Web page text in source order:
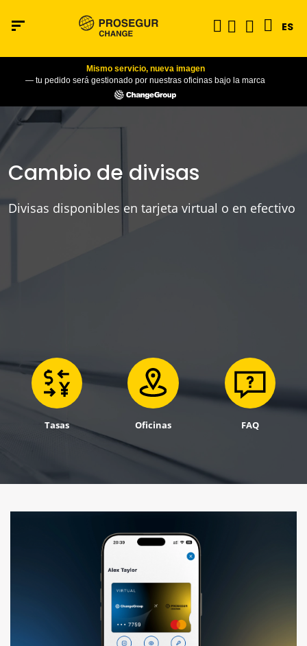
ES
Mismo servicio, nueva imagen
— tu pedido será gestionado por nuestras oficinas bajo la marca
Cambio de divisas
Divisas disponibles en tarjeta virtual o en efectivo
Tasas Oficinas FAQ